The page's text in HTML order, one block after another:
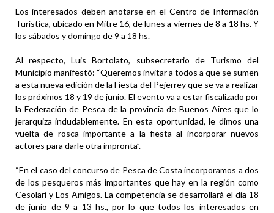
Los interesados deben anotarse en el Centro de Información
Turística, ubicado en Mitre 16, de lunes a viernes de 8 a 18 hs. Y
los sábados y domingo de 9 a 18 hs.
Al respecto, Luis Bortolato, subsecretario de Turismo del
Municipio manifestó: “Queremos invitar a todos a que se sumen
a esta nueva edición de la Fiesta del Pejerrey que se va a realizar
los próximos 18 y 19 de junio. El evento va a estar fiscalizado por
la Federación de Pesca de la provincia de Buenos Aires que lo
jerarquiza indudablemente. En esta oportunidad, le dimos una
vuelta de rosca importante a la fiesta al incorporar nuevos
actores para darle otra impronta”.
“En el caso del concurso de Pesca de Costa incorporamos a dos
de los pesqueros más importantes que hay en la región como
Cesolari y Los Amigos. La competencia se desarrollará el día 18
de junio de 9 a 13 hs., por lo que todos los interesados en